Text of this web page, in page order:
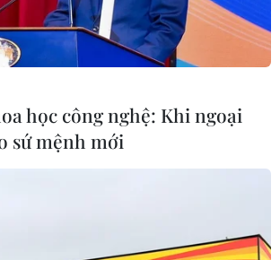
học công nghệ: Khi ngoại
sứ mệnh mới